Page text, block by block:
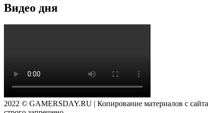
Видео дня
2022 © GAMERSDAY.RU | Копирование материалов с сайта